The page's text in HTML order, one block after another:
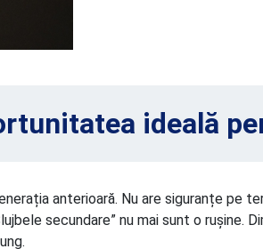
ideală
anterioară. Nu are siguranțe pe
secundare” nu mai sunt o rușine.